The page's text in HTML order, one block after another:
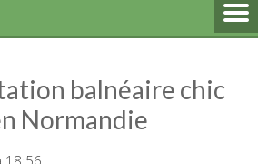
balnéaire chic
Normandie
18:56